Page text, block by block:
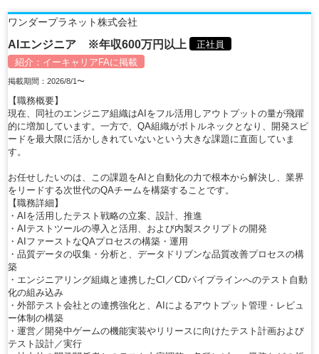
ワンダープラネット株式会社
AIエンジニア ※年収600万円以上
正社員
紹介： イーキャリアFAに掲載
掲載期間：2026/8/1〜
【職務概要】
現在、同社のエンジニア組織はAIをフル活用しアウトプットの量が飛躍
的に増加しています。一方で、QA組織がボトルネックとなり、開発スピ
ードを最大限に活かしきれていないという大きな課題に直面していま
す。
お任せしたいのは、この課題をAIと自動化の力で根本から解決し、業界
をリードする次世代のQAチームを構築することです。
【職務詳細】
・AIを活用したテスト戦略の立案、設計、推進
・AIテストツールの導入と活用、および内製スクリプトの開発
・AIファーストなQAプロセスの構築・運用
・品質データの収集・分析と、データドリブンな品質改善プロセスの構
築
・エンジニアリング組織と連携したCI／CDパイプラインへのテスト自動
化の組み込み
・外部テスト会社との連携強化と、AIによるアウトプット管理・レビュ
ー体制の構築
・運営／開発中ゲームの機能実装やリリースに向けたテスト計画および
テスト設計／実行